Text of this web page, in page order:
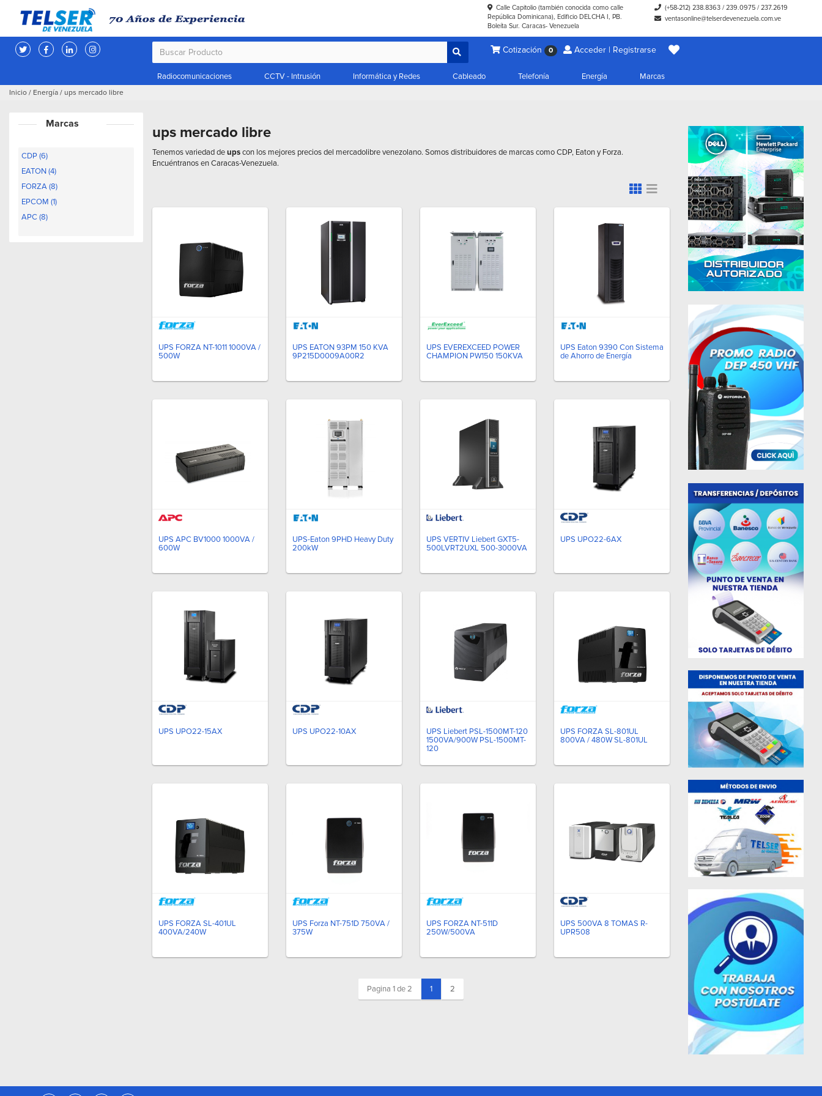
Calle Capitolio (también conocida como calle
República Dominicana), Edificio DELCHA I, PB.
Boleíta Sur. Caracas- Venezuela
(+58-212) 238.8363 /239.0975 /237.2619
ventasonline@telserdevenezuela.com.ve
Cotización 0 Acceder | Registrarse
Radiocomunicaciones CCTV - Intrusión Informática y Redes Cableado Telefonía Energía Marcas
Inicio / Energía / ups mercado libre
Marcas
CDP (6)
EATON (4)
FORZA (8)
EPCOM (1)
APC (8)
ups mercado libre
Tenemos variedad deupscon los mejores precios del mercadolibre venezolano. Somos distribuidores de marcas como CDP, Eaton y Forza.
Encuéntranos en Caracas-Venezuela.
UPS FORZA NT-1011 1000VA /
500W
UPS EATON 93PM 150 KVA
9P215D0009A00R2
UPS EVEREXCEED POWER
CHAMPION PW150 150KVA
UPS Eaton 9390 Con Sistema
de Ahorro de Energía
UPS APC BV1000 1000VA /
600W
UPS-Eaton 9PHD Heavy Duty
200kW
UPS VERTIV Liebert GXT5-
500LVRT2UXL 500-3000VA
UPS UPO22-6AX
UPS UPO22-15AX UPS UPO22-10AX
UPS Liebert PSL-1500MT-120
1500VA/900W PSL-1500MT-
120
UPS FORZA SL-801UL
800VA / 480W SL-801UL
UPS FORZA SL-401UL
400VA/240W
UPS Forza NT-751D 750VA /
375W
UPS FORZA NT-511D
250W/500VA
UPS 500VA 8 TOMAS R-
UPR508
Pagina 1 de 2 1(current)
2